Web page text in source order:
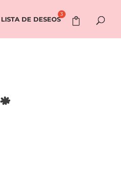
LISTA DE DESEOS